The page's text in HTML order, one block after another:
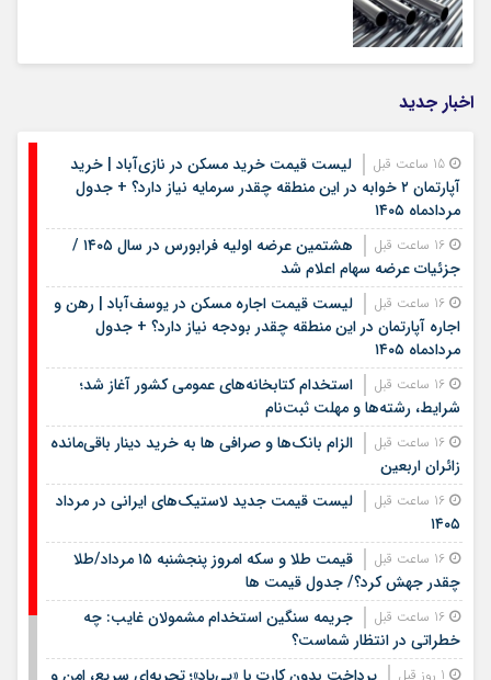
اخبار جدید
لیست قیمت خرید مسکن در نازی‌آباد | خرید
آپارتمان ۲ خوابه در این منطقه چقدر سرمایه نیاز دارد؟ + جدول
مردادماه ۱۴۰۵
هشتمین عرضه اولیه فرابورس در سال ۱۴۰۵ /
جزئیات عرضه سهام اعلام شد
لیست قیمت اجاره مسکن در یوسف‌آباد | رهن و
اجاره آپارتمان در این منطقه چقدر بودجه نیاز دارد؟ + جدول
مردادماه ۱۴۰۵
استخدام کتابخانه‌های عمومی کشور آغاز شد؛
شرایط، رشته‌ها و مهلت ثبت‌نام
الزام بانک‌ها و صرافی ها به خرید دینار باقی‌مانده
زائران اربعین
لیست قیمت جدید لاستیک‌های ایرانی در مرداد
۱۴۰۵
قیمت طلا و سکه امروز پنجشنبه ۱۵ مرداد/طلا
چقدر جهش کرد؟/ جدول قیمت ها
جریمه سنگین استخدام مشمولان غایب: چه
خطراتی در انتظار شماست؟